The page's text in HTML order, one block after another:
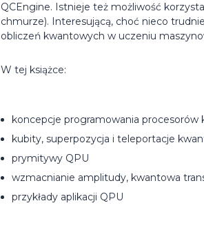
QCEngine. Istnieje też możliwość
chmurze). Interesującą, choć nieco
obliczeń kwantowych w uczeniu
W tej książce:
koncepcje programowania procesorów
kubity, superpozycja i teleportacje
prymitywy QPU
wzmacnianie amplitudy, kwantowa
przykłady aplikacji QPU